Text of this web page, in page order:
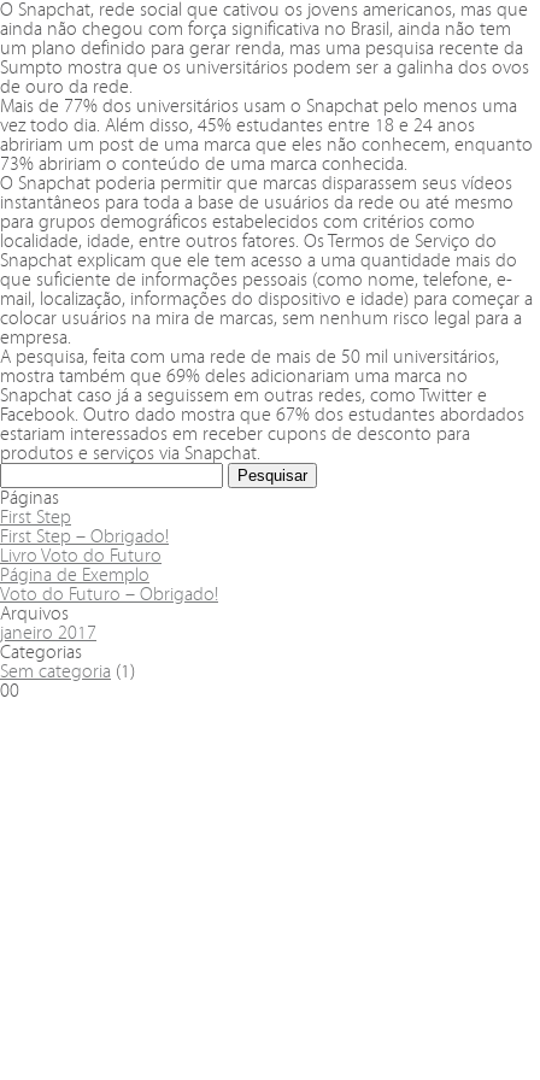
O Snapchat, rede social que cativou os jovens americanos, mas que
ainda não chegou com força significativa no Brasil, ainda não tem
um plano definido para gerar renda, mas uma pesquisa recente da
Sumpto mostra que os universitários podem ser a galinha dos ovos
de ouro da rede.
Mais de 77% dos universitários usam o Snapchat pelo menos uma
vez todo dia. Além disso, 45% estudantes entre 18 e 24 anos
abririam um post de uma marca que eles não conhecem, enquanto
73% abririam o conteúdo de uma marca conhecida.
O Snapchat poderia permitir que marcas disparassem seus vídeos
instantâneos para toda a base de usuários da rede ou até mesmo
para grupos demográficos estabelecidos com critérios como
localidade, idade, entre outros fatores. Os Termos de Serviço do
Snapchat explicam que ele tem acesso a uma quantidade mais do
que suficiente de informações pessoais (como nome, telefone, e-
mail, localização, informações do dispositivo e idade) para começar a
colocar usuários na mira de marcas, sem nenhum risco legal para a
empresa.
A pesquisa, feita com uma rede de mais de 50 mil universitários,
mostra também que 69% deles adicionariam uma marca no
Snapchat caso já a seguissem em outras redes, como Twitter e
Facebook. Outro dado mostra que 67% dos estudantes abordados
estariam interessados em receber cupons de desconto para
produtos e serviços via Snapchat.
Páginas
First Step
First Step – Obrigado!
Livro Voto do Futuro
Página de Exemplo
Voto do Futuro – Obrigado!
Arquivos
janeiro 2017
Categorias
Sem categoria (1)
00